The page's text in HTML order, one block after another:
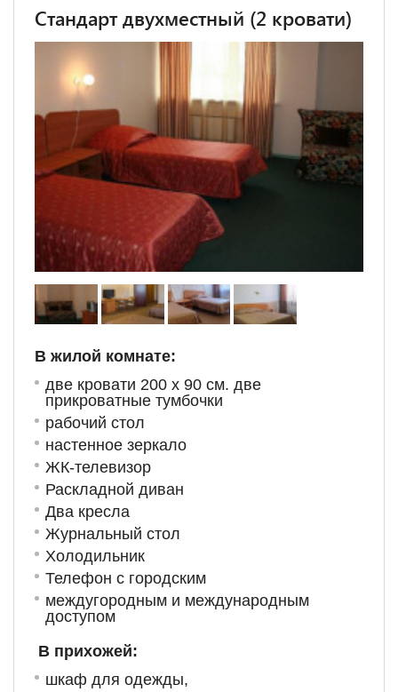
Стандарт двухместный (2 кровати)
В жилой комнате:
две кровати 200 х 90 см. две
прикроватные тумбочки
рабочий стол
настенное зеркало
ЖК-телевизор
Раскладной диван
Два кресла
Журнальный стол
Холодильник
Телефон с городским
междугородным и международным
доступом
В прихожей:
шкаф для одежды,